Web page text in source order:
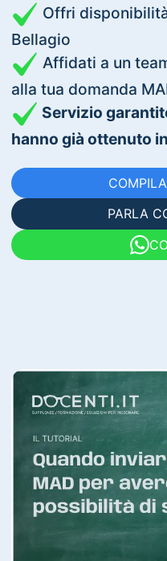
Offri
Bellagio
Affidati a un
alla tua domanda
Servizio
hanno già ottenuto
PARLA